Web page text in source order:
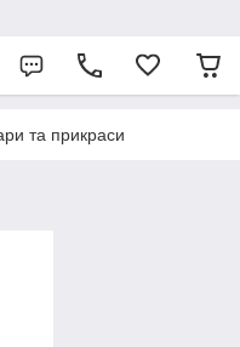
та прикраси